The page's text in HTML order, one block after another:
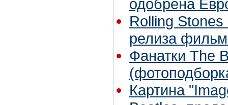
одобрена
Rolling
релиза
Фанатки The
Картина